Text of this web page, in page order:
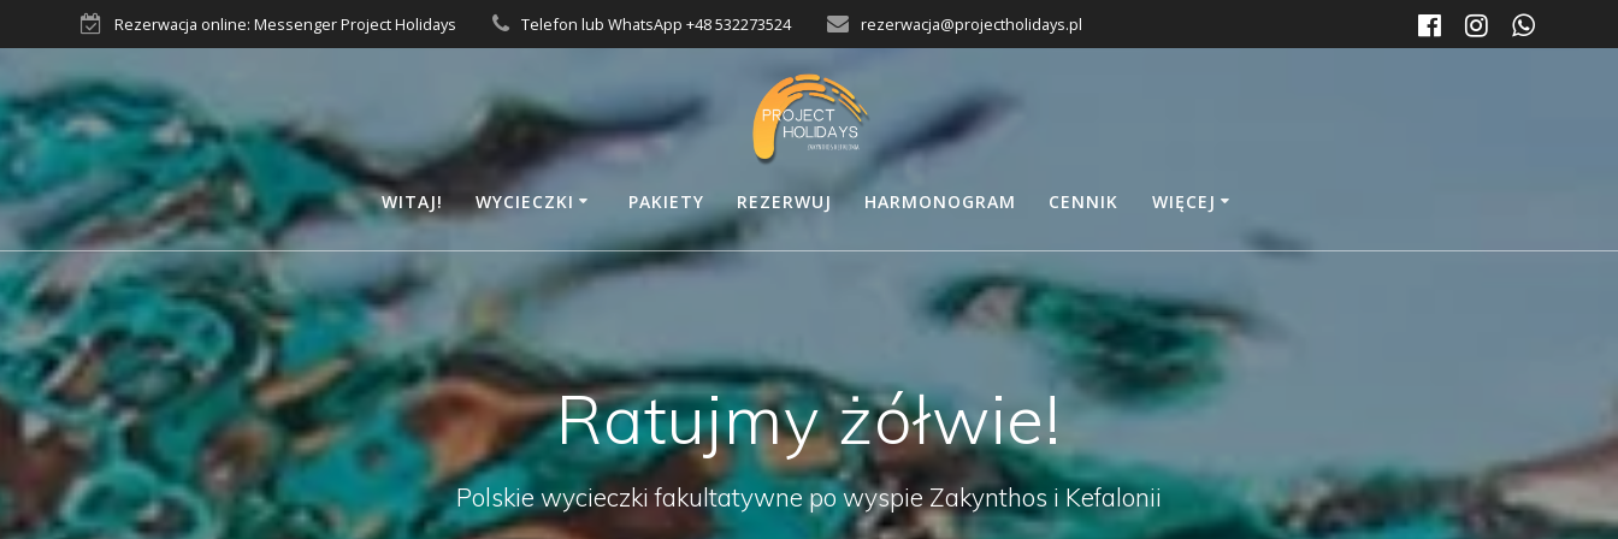
do
Rezerwacja online: Messenger Project Holidays Telefon lub WhatsApp +48 532273524 rezerwacja@projectholidays.pl
WITAJ! WYCIECZKI PAKIETY REZERWUJ HARMONOGRAM CENNIK WIĘCEJ
Ratujmy żółwie!
Polskie wycieczki fakultatywne po wyspie Zakynthos i Kefalonii